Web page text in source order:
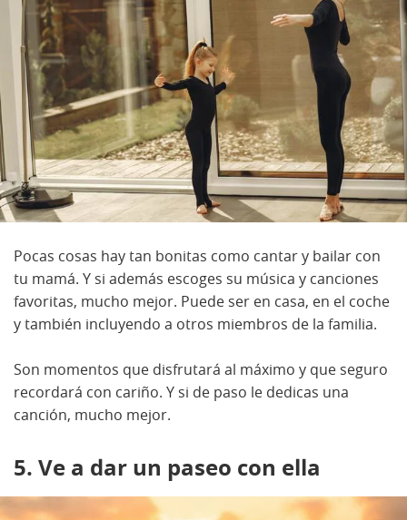
Pocas cosas hay tan bonitas como cantar y bailar con
tu mamá. Y si además escoges su música y canciones
favoritas, mucho mejor. Puede ser en casa, en el coche
y también incluyendo a otros miembros de la familia.
Son momentos que disfrutará al máximo y que seguro
recordará con cariño. Y si de paso le dedicas una
canción, mucho mejor.
5. Ve a dar un paseo con ella